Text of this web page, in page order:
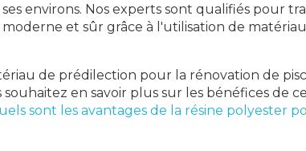
environs. Nos experts sont qualifiés pour
moderne et sûr grâce à l'utilisation de
de prédilection pour la rénovation de
souhaitez en savoir plus sur les bénéfices de
sont les avantages de la résine polyester